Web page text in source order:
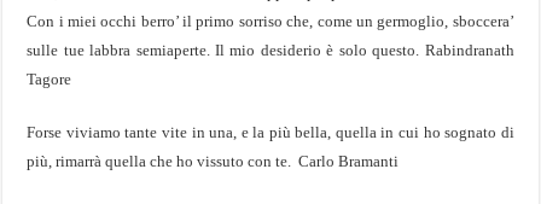
Con i miei occhi berro’ il primo sorriso che, come un germoglio, sboccera’
sulle tue labbra semiaperte. Il mio desiderio è solo questo. Rabindranath
Tagore
Forse viviamo tante vite in una, e la più bella, quella in cui ho sognato di
più, rimarrà quella che ho vissuto con te. Carlo Bramanti